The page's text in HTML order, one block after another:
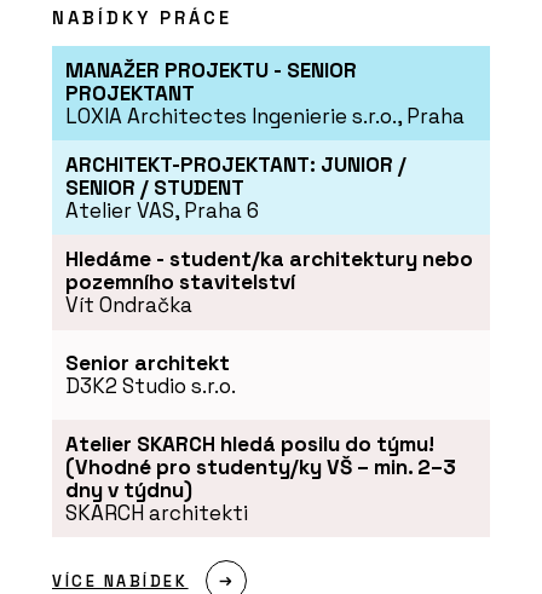
NABÍDKY PRÁCE
MANAŽER PROJEKTU - SENIOR
PROJEKTANT
LOXIA Architectes Ingenierie s.r.o., Praha
ARCHITEKT-PROJEKTANT: JUNIOR /
SENIOR / STUDENT
Atelier VAS, Praha 6
Hledáme - student/ka architektury nebo
pozemního stavitelství
Vít Ondračka
Senior architekt
D3K2 Studio s.r.o.
Atelier SKARCH hledá posilu do týmu!
(Vhodné pro studenty/ky VŠ – min. 2–3
dny v týdnu)
SKARCH architekti
VÍCE NABÍDEK